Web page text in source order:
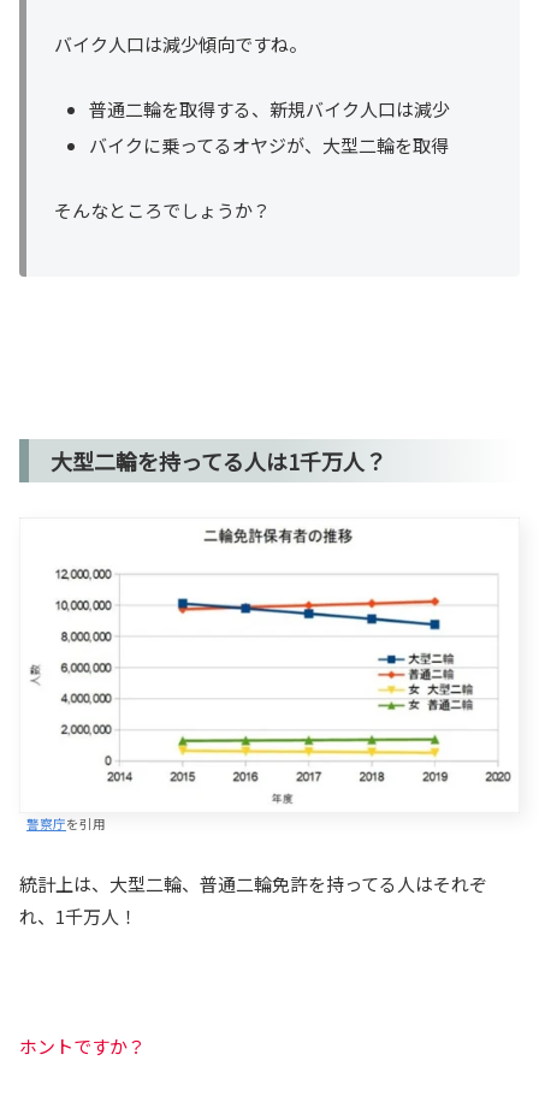
バイク人口は減少傾向ですね。
普通二輪を取得する、新規バイク人口は減少
バイクに乗ってるオヤジが、大型二輪を取得
そんなところでしょうか？
大型二輪を持ってる人は1千万人？
警察庁を引用
統計上は、大型二輪、普通二輪免許を持ってる人はそれぞ
れ、1千万人！
ホントですか？